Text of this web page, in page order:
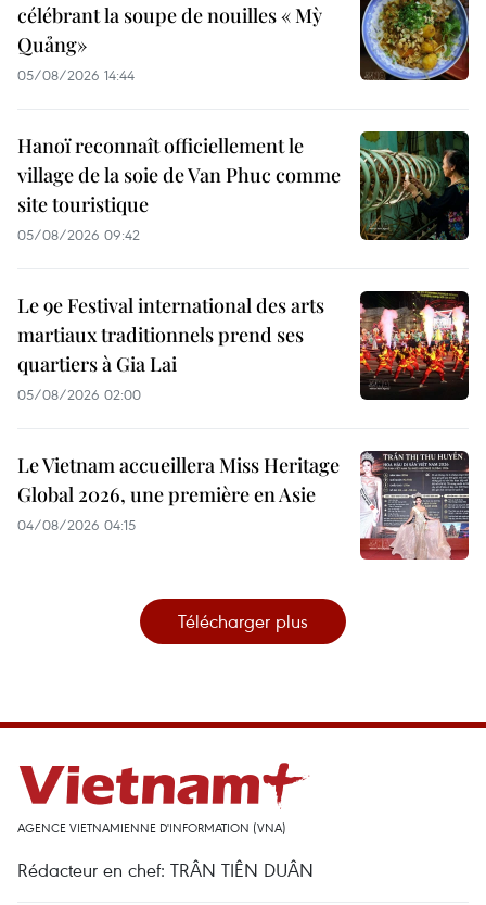
célébrant la soupe de nouilles « Mỳ
Quảng»
05/08/2026 14:44
Hanoï reconnaît officiellement le
village de la soie de Van Phuc comme
site touristique
05/08/2026 09:42
Le 9e Festival international des arts
martiaux traditionnels prend ses
quartiers à Gia Lai
05/08/2026 02:00
Le Vietnam accueillera Miss Heritage
Global 2026, une première en Asie
04/08/2026 04:15
Télécharger plus
AGENCE VIETNAMIENNE D'INFORMATION (VNA)
Rédacteur en chef: TRÂN TIÊN DUÂN